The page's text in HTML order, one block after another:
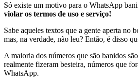
Só existe um motivo para o WhatsApp
violar os termos de uso e serviço!
Sabe aqueles textos que a gente aperta no
mas, na verdade, não leu? Então, é disso
A maioria dos números que são banidos
realmente fizeram besteira, números que
WhatsApp.